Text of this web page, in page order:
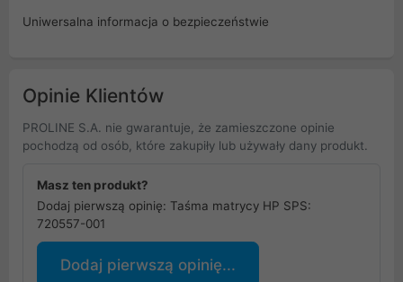
Uniwersalna informacja o bezpieczeństwie
Opinie Klientów
PROLINE S.A. nie gwarantuje, że zamieszczone opinie
pochodzą od osób, które zakupiły lub używały dany produkt.
Masz ten produkt?
Dodaj pierwszą opinię: Taśma matrycy HP SPS:
720557-001
Dodaj pierwszą opinię...